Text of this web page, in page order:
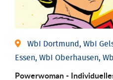
WbI Dortmund, WbI
Essen, WbI Oberhausen,
Powerwoman -